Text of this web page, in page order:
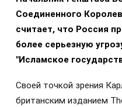
Соединенного
считает, что Россия
более серьезную
"Исламское
Своей точкой зрения
британским изданием